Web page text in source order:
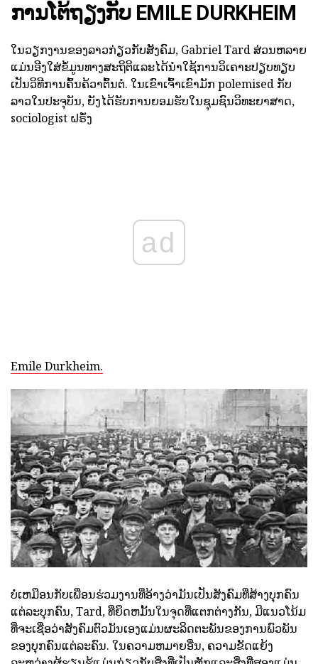
ການໂຕ້ຖຽງກັບ EMILE DURKHEIM
ໃນວຽກງານຂອງລາວກ່ຽວກັບສັງຄົມ, Gabriel Tard ສ່ວນຫລາຍ
ແມ່ນອີງໃສ່ຂໍ້ມູນທາງສະຖິຕິແລະໄດ້ນໍາໃຊ້ການວິເຄາະປຽບທຽບ
ເປັນວິທີການຄົ້ນຄ້ວາຕົ້ນຕໍ. ໃນເຂົາເຈົ້າເຂົາມັກ polemised ກັບ
ລາວໃນປະຈຸບັນ, ຍັງໄດ້ຮັບການຍອມຮັບໃນຊຸມຊົນວິທະຍາສາດ,
sociologist ຝຣັ່ງ
ad
Emile Durkheim.
ບໍ່ເຫມືອນກັບເພື່ອນຮ່ວມງານທີ່ອ້າງວ່າມັນເປັນສັງຄົມທີ່ສ້າງບຸກຄົນ
ແຕ່ລະບຸກຄົນ, Tard, ທີ່ຍຶດຫມັ້ນໃນຈຸດທີ່ແຕກຕ່າງກັນ, ມີແນວໂນ້ມ
ທີ່ຈະເຊື່ອວ່າສັງຄົມຕົວມັນເອງແມ່ນຜະລິດຕະພັນຂອງການພົວພັນ
ຂອງບຸກຄົນແຕ່ລະຄົນ. ໃນຄວາມຫມາຍອື່ນ, ຄວາມຂັດແຍ້ງ